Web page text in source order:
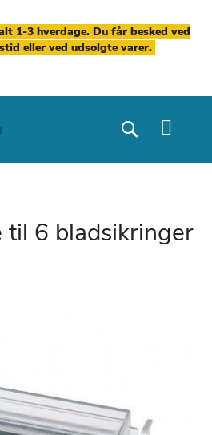
1-3 hverdage. Du får besked ved
eller ved udsolgte varer.
Search
til 6 bladsikringer